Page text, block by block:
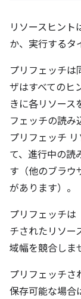
リソースヒント
か、実行するタ
プリフェッチは
ザはすべてのヒ
きに各リソース
フェッチの読み
プリフェッチ
て、進行中の読
す（他のブラウ
があります）。
プリフェッチは
チされたリソー
域幅を競合しま
プリフェッチさ
保存可能な場合